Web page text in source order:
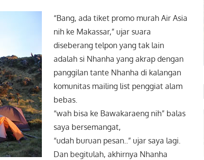
“Bang, ada tiket promo murah Air Asia
nih ke Makassar,” ujar suara
diseberang telpon yang tak lain
adalah si Nhanha yang akrap dengan
panggilan tante Nhanha di kalangan
komunitas mailing list penggiat alam
bebas.
“wah bisa ke Bawakaraeng nih” balas
saya bersemangat,
“udah buruan pesan..” ujar saya lagi.
Dan begitulah, akhirnya Nhanha